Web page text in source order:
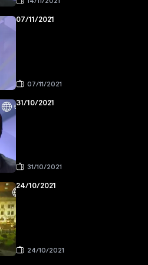
07/11/2021
07/11/2021
31/10/2021
31/10/2021
24/10/2021
24/10/2021